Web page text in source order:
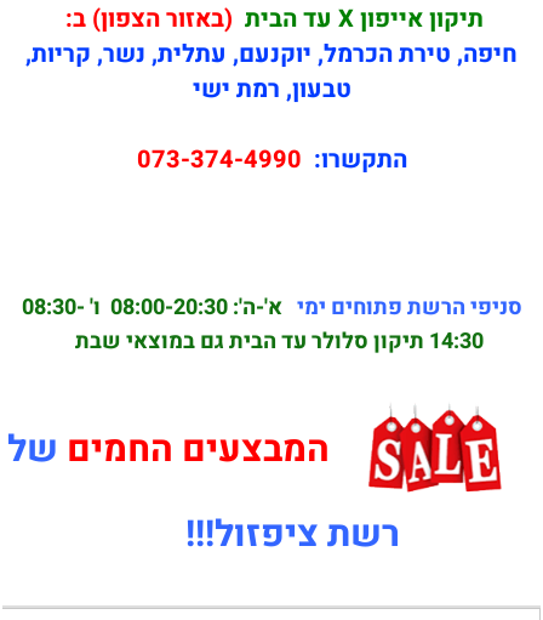
תיקוןאייפון X עד הבית
(באזור הצפון) ב:
חיפה, טירת הכרמל, יוקנעם, עתלית, נשר, קריות,
טבעון, רמת ישי
התקשרו: 073-374-4990
סניפי הרשת פתוחים ימיא'-ה': 08:00-20:30
ו' 08:30-
14:30 תיקון סלולר עד הבית גם במוצאי שבת
המבצעים החמים של
רשת ציפזול!!!